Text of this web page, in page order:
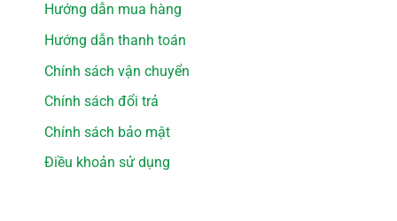
Hướng dẫn mua hàng
Hướng dẫn thanh toán
Chính sách vận chuyển
Chính sách đổi trả
Chính sách bảo mật
Điều khoản sử dụng